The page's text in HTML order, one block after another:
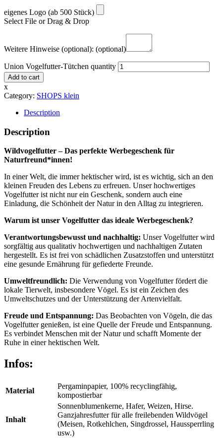
eigenes Logo (ab 500 Stück)
Select File or Drag & Drop
Weitere Hinweise (optional): (optional)
Union Vogelfutter-Tütchen quantity
Add to cart
x
Category: SHOPS klein
Description
Description
Wildvogelfutter – Das perfekte Werbegeschenk für
Naturfreund*innen!
In einer Welt, die immer hektischer wird, ist es wichtig, sich an den
kleinen Freuden des Lebens zu erfreuen. Unser hochwertiges
Vogelfutter ist nicht nur ein Geschenk, sondern auch eine
Einladung, die Schönheit der Natur in den Alltag zu integrieren.
Warum ist unser Vogelfutter das ideale Werbegeschenk?
Verantwortungsbewusst und nachhaltig: Unser Vogelfutter wird
sorgfältig aus qualitativ hochwertigen und nachhaltigen Zutaten
hergestellt. Es ist frei von schädlichen Zusatzstoffen und unterstützt
eine gesunde Ernährung für gefiederte Freunde.
Umweltfreundlich: Die Verwendung von Vogelfutter fördert die
lokale Tierwelt, insbesondere Vögel. Es ist ein Zeichen des
Umweltschutzes und der Unterstützung der Artenvielfalt.
Freude und Entspannung: Das Beobachten von Vögeln, die das
Vogelfutter genießen, ist eine Quelle der Freude und Entspannung.
Es verbindet Menschen mit der Natur und schafft Momente der
Ruhe in einer hektischen Welt.
Infos:
Material
Pergaminpapier, 100% recyclingfähig,
kompostierbar
Inhalt
Sonnenblumenkerne, Hafer, Weizen, Hirse.
Ganzjahresfutter für alle freilebenden Wildvögel
(Meisen, Rotkehlchen, Singdrossel, Haussperrling
usw.)